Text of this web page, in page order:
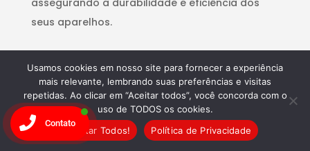
seus aparelhos.
Usamos cookies em nosso site para fornecer a experiência
mais relevante, lembrando suas preferências e visitas
repetidas. Ao clicar em “Aceitar todos”, você concorda com o
uso de TODOS os cookies.
Aceitar Todos!
Política de Privacidade
Contato